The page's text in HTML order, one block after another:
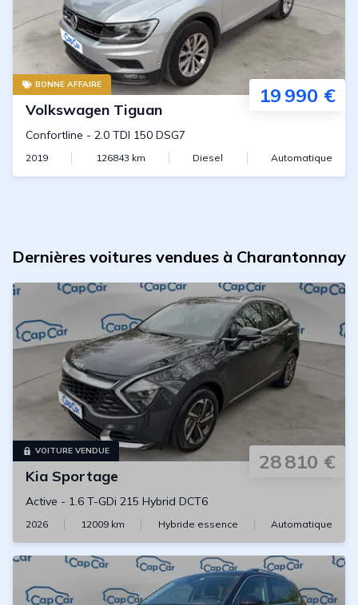
BONNE AFFAIRE 19 990 €
Volkswagen Tiguan
Confortline - 2.0 TDI 150 DSG7
2019 126843 km Diesel Automatique
Dernières voitures vendues à Charantonnay
VOITURE VENDUE 28 810 €
Kia Sportage
Active - 1.6 T-GDi 215 Hybrid DCT6
2026 12009 km Hybride essence Automatique